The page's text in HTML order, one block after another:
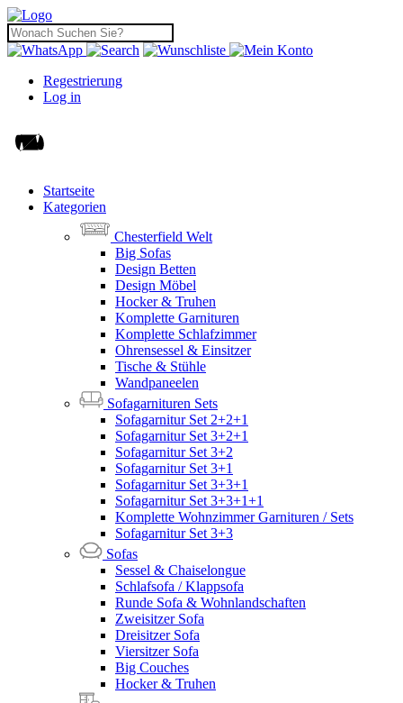
Regestrierung
Log in
Startseite
Kategorien
Chesterfield Welt
Big Sofas
Design Betten
Design Möbel
Hocker & Truhen
Komplette Garnituren
Komplette Schlafzimmer
Ohrensessel & Einsitzer
Tische & Stühle
Wandpaneelen
Sofagarnituren Sets
Sofagarnitur Set 2+2+1
Sofagarnitur Set 3+2+1
Sofagarnitur Set 3+2
Sofagarnitur Set 3+1
Sofagarnitur Set 3+3+1
Sofagarnitur Set 3+3+1+1
Komplette Wohnzimmer Garnituren / Sets
Sofagarnitur Set 3+3
Sofas
Sessel & Chaiselongue
Schlafsofa / Klappsofa
Runde Sofa & Wohnlandschaften
Zweisitzer Sofa
Dreisitzer Sofa
Viersitzer Sofa
Big Couches
Hocker & Truhen